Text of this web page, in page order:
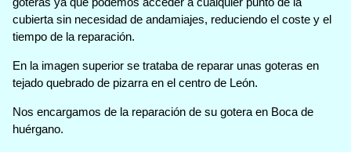
cubierta sin necesidad de andamiajes, reduciendo el coste y el
tiempo de la reparación.
En la imagen superior se trataba de reparar unas goteras en
tejado quebrado de pizarra en el centro de León.
Nos encargamos de la reparación de su gotera en Boca de
huérgano.